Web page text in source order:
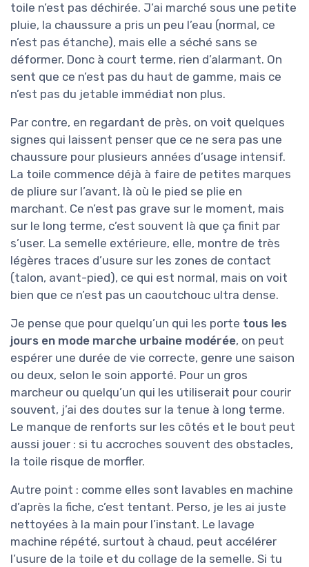
toile n’est pas déchirée. J’ai marché sous une petite
pluie, la chaussure a pris un peu l’eau (normal, ce
n’est pas étanche), mais elle a séché sans se
déformer. Donc à court terme, rien d’alarmant. On
sent que ce n’est pas du haut de gamme, mais ce
n’est pas du jetable immédiat non plus.
Par contre, en regardant de près, on voit quelques
signes qui laissent penser que ce ne sera pas une
chaussure pour plusieurs années d’usage intensif.
La toile commence déjà à faire de petites marques
de pliure sur l’avant, là où le pied se plie en
marchant. Ce n’est pas grave sur le moment, mais
sur le long terme, c’est souvent là que ça finit par
s’user. La semelle extérieure, elle, montre de très
légères traces d’usure sur les zones de contact
(talon, avant-pied), ce qui est normal, mais on voit
bien que ce n’est pas un caoutchouc ultra dense.
Je pense que pour quelqu’un qui les porte tous les
jours en mode marche urbaine modérée, on peut
espérer une durée de vie correcte, genre une saison
ou deux, selon le soin apporté. Pour un gros
marcheur ou quelqu’un qui les utiliserait pour courir
souvent, j’ai des doutes sur la tenue à long terme.
Le manque de renforts sur les côtés et le bout peut
aussi jouer : si tu accroches souvent des obstacles,
la toile risque de morfler.
Autre point : comme elles sont lavables en machine
d’après la fiche, c’est tentant. Perso, je les ai juste
nettoyées à la main pour l’instant. Le lavage
machine répété, surtout à chaud, peut accélérer
l’usure de la toile et du collage de la semelle. Si tu